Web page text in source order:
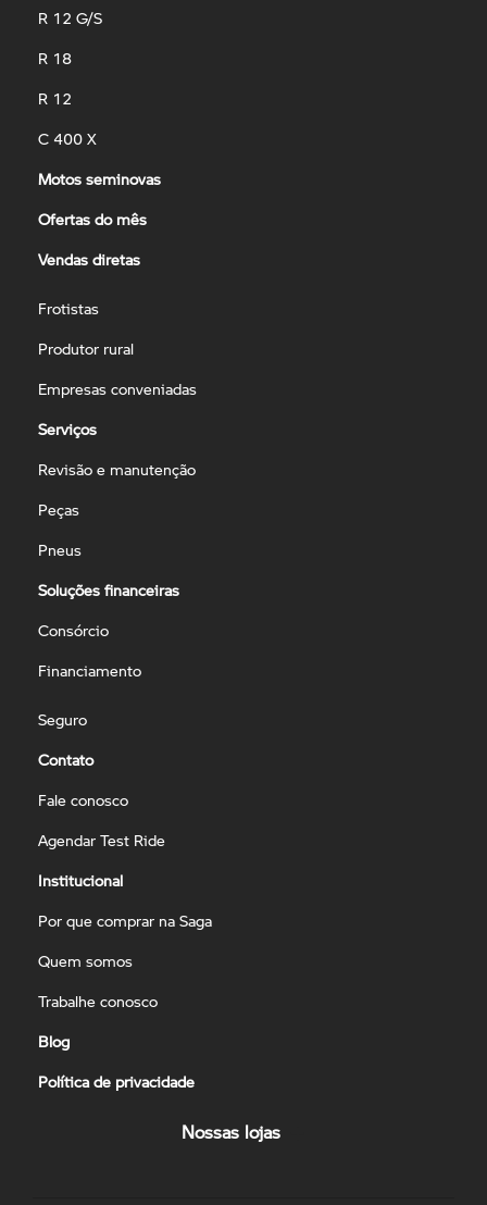
R 12 G/S
R 18
R 12
C 400 X
Motos seminovas
Ofertas do mês
Vendas diretas
Frotistas
Produtor rural
Empresas conveniadas
Serviços
Revisão e manutenção
Peças
Pneus
Soluções financeiras
Consórcio
Financiamento
Seguro
Contato
Fale conosco
Agendar Test Ride
Institucional
Por que comprar na Saga
Quem somos
Trabalhe conosco
Blog
Política de privacidade
Nossas lojas